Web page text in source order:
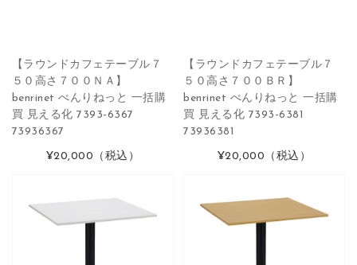
【ラウンドカフェテーブル７
５０高さ７００ＮＡ】
benrinet べんりねっと 一括購
買 見える化 7393-6367
73936367
¥20,000 （税込）
【ラウンドカフェテーブル７
５０高さ７００ＢＲ】
benrinet べんりねっと 一括購
買 見える化 7393-6381
73936381
¥20,000 （税込）